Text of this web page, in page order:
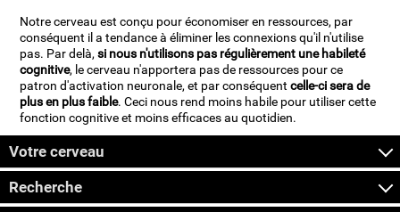
Notre cerveau est conçu pour économiser en ressources, par
conséquent il a tendance à éliminer les connexions qu'il n'utilise
pas. Par delà,si nous n'utilisons pas régulièrement une habileté
cognitive, le cerveau n'apportera pas de ressources pour ce
patron d'activation neuronale, et par conséquentcelle-ci sera de
plus en plus faible. Ceci nous rend moins habile pour utiliser cette
fonction cognitive et moins efficaces au quotidien.
Votre cerveau
Recherche